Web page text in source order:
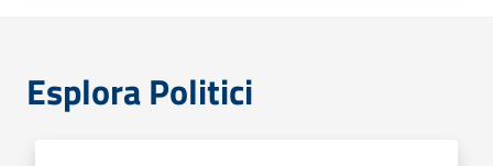
Esplora Politici